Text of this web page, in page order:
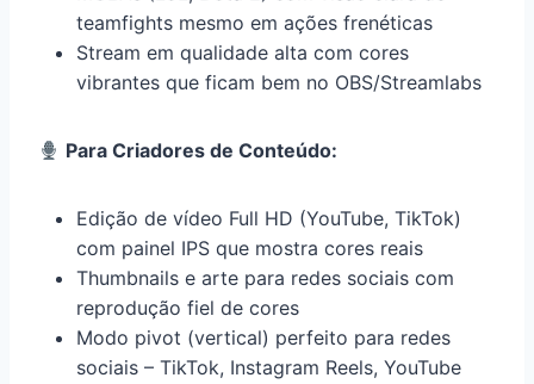
teamfights mesmo em ações frenéticas
Stream em qualidade alta com cores
vibrantes que ficam bem no OBS/Streamlabs
Para Criadores de Conteúdo:
Edição de vídeo Full HD (YouTube, TikTok)
com painel IPS que mostra cores reais
Thumbnails e arte para redes sociais com
reprodução fiel de cores
Modo pivot (vertical) perfeito para redes
sociais – TikTok, Instagram Reels, YouTube